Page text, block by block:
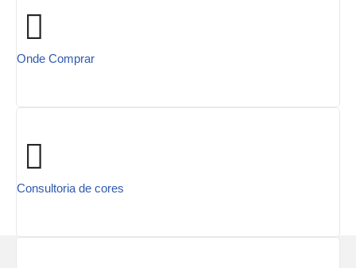
Onde Comprar
Consultoria de cores